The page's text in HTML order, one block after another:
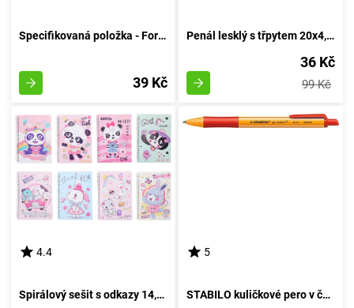
Specifikovaná položka - Formát A4
39 Kč
Penál lesklý s třpytem 20x4,5x4,5 cm
36 Kč
99 Kč
4.4
Spirálový sešit s odkazy 14,5x20,5 cm, 80 stránek - KOMBINACE
5
STABILO kuličkové pero v červeném provedení